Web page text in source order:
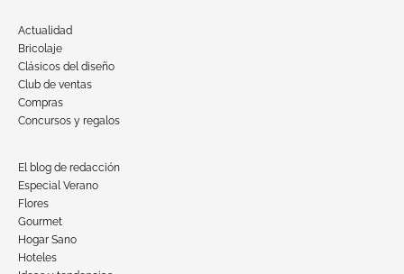
Actualidad
Bricolaje
Clásicos del diseño
Club de ventas
Compras
Concursos y regalos
El blog de redacción
Especial Verano
Flores
Gourmet
Hogar Sano
Hoteles